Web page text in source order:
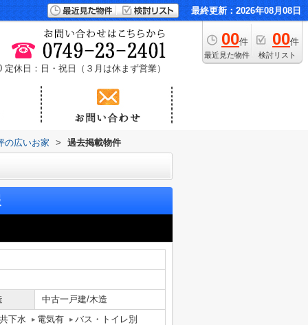
最終更新：2026年08月08日
00件
最近見た物件
00件
検討リスト
定休日：日・祝日（３月は休まず営業）
の広いお家 > 過去掲載物件
中古一戸建/木造
下水
電気有 バス・トイレ別